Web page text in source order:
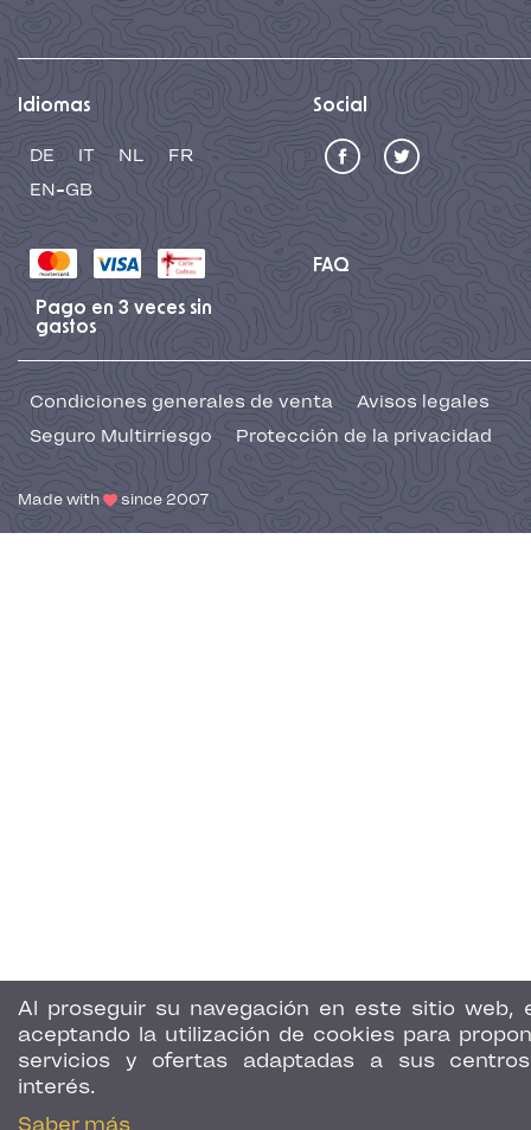
Al proseguir su navegación en este sitio web,
aceptando la utilización de cookies para
servicios y ofertas adaptadas a sus
interés.
Saber más
Idiomas
DE IT NL
FR
EN-GB
Social
FAQ
Pago en 3 veces sin
gastos
Condiciones generales de venta
Avisos legales
Seguro Multirriesgo
Protección de la privacidad
Made with since 2007